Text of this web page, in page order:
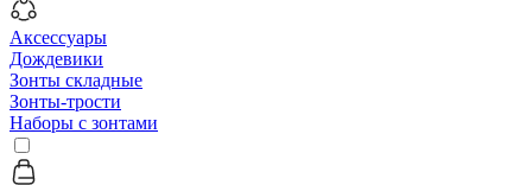
Аксессуары
Дождевики
Зонты складные
Зонты-трости
Наборы с зонтами